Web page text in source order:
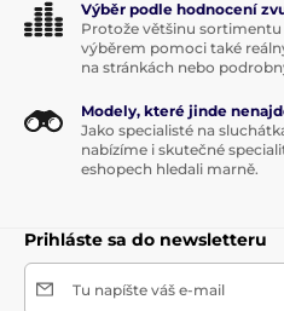
Výběr podle hodnocení
Protože většinu
výběrem pomoci také
na stránkách nebo
Modely, které jinde
Jako specialisté na
nabízíme i skutečné
eshopech hledali marně.
Prihláste sa do newsletteru
Tu napíšte váš e-mail